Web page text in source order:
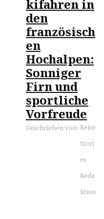
kifahren in
den
französisch
en
Hochalpen:
Sonniger
Firn und
sportliche
Vorfreude
Geschrieben von: Reise
Stori
es
Reda
ktion